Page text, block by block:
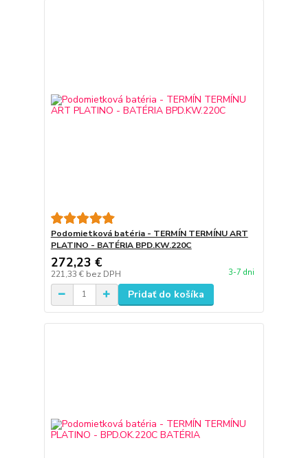
Podomietková batéria - TERMÍN TERMÍNU ART
PLATINO - BATÉRIA BPD.KW.220C
272,23 €
221,33 € bez DPH 3-7 dni
Pridať do košíka